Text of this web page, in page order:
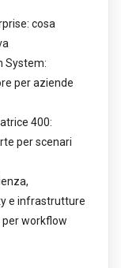
cosa
System:
per aziende
400:
per scenari
e infrastrutture
per workflow